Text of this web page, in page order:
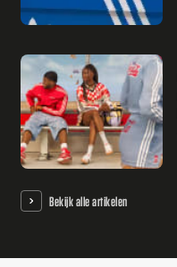
Bekijk alle artikelen